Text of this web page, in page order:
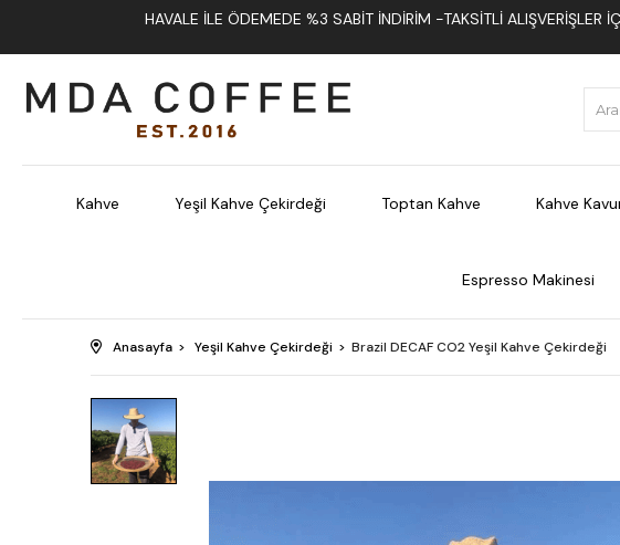
HAVALE İLE ÖDEMEDE %3 SABIT İNDIRIM -TAKSITLI
Kahve Yeşil Kahve Çekirdeği Toptan Kahve Kahve
Espresso Makinesi
Anasayfa Yeşil Kahve Çekirdeği Brazil DECAF CO2 Yeşil Kahve Çekirdeği